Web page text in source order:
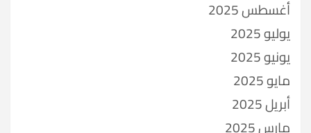
أغسطس 2025
يوليو 2025
يونيو 2025
مايو 2025
أبريل 2025
مارس 2025